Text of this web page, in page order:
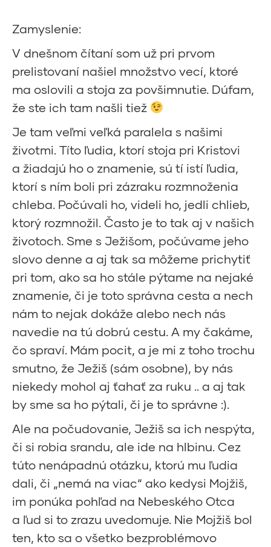
Zamyslenie:
V dnešnom čítaní som už pri prvom
prelistovaní našiel množstvo vecí, ktoré
ma oslovili a stoja za povšimnutie. Dúfam,
že ste ich tam našli tiež
Je tam veľmi veľká paralela s našimi
životmi. Títo ľudia, ktorí stoja pri Kristovi
a žiadajú ho o znamenie, sú tí istí ľudia,
ktorí s ním boli pri zázraku rozmnoženia
chleba. Počúvali ho, videli ho, jedli chlieb,
ktorý rozmnožil. Často je to tak aj v našich
životoch. Sme s Ježišom, počúvame jeho
slovo denne a aj tak sa môžeme prichytiť
pri tom, ako sa ho stále pýtame na nejaké
znamenie, či je toto správna cesta a nech
nám to nejak dokáže alebo nech nás
navedie na tú dobrú cestu. A my čakáme,
čo spraví. Mám pocit, a je mi z toho trochu
smutno, že Ježiš (sám osobne), by nás
niekedy mohol aj ťahať za ruku .. a aj tak
by sme sa ho pýtali, či je to správne :).
Ale na počudovanie, Ježiš sa ich nespýta,
či si robia srandu, ale ide na hlbinu. Cez
túto nenápadnú otázku, ktorú mu ľudia
dali, či „nemá na viac“ ako kedysi Mojžiš,
im ponúka pohľad na Nebeského Otca
a ľud si to zrazu uvedomuje. Nie Mojžiš bol
ten, kto sa o všetko bezproblémovo